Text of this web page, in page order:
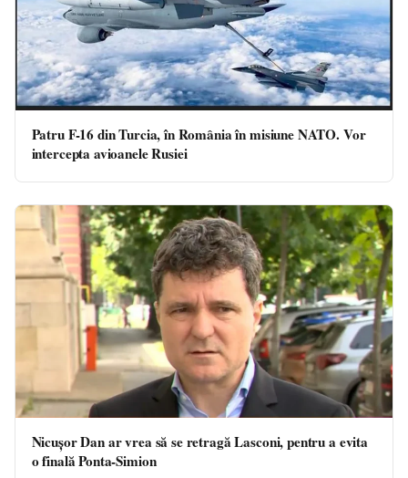
Patru F-16 din Turcia, în România în misiune NATO. Vor
intercepta avioanele Rusiei
Nicușor Dan ar vrea să se retragă Lasconi, pentru a evita
o finală Ponta-Simion